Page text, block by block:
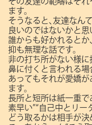
ます。
そうなると､友達なん
良いのではないかと思
誰からも好かれるとか
抑も無理な話です。
非の打ち所がない様
鼻に付くと言われる場
あってもそれが愛嬌
ます。
長所と短所は紙一重で
素早い”“自己中とリー
どう取るかは相手が決